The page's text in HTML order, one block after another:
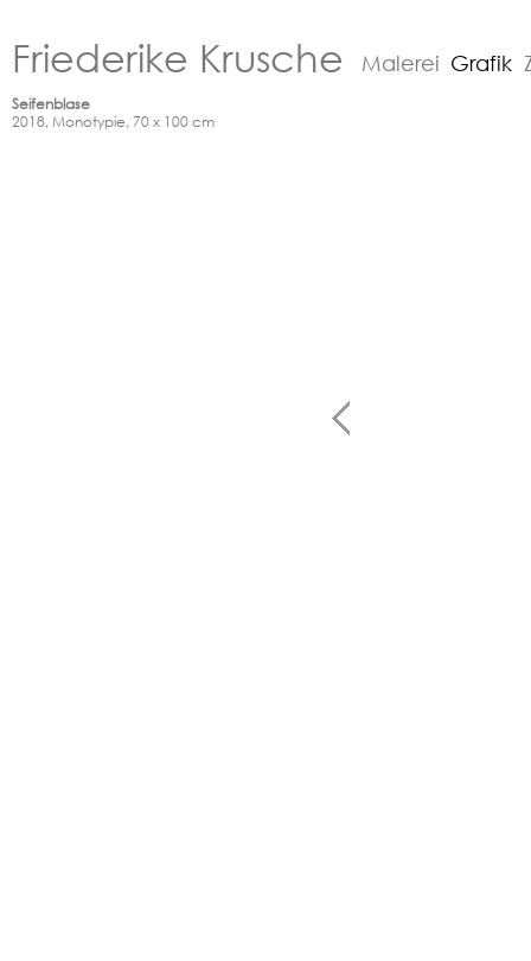
Friederike Krusche Malerei Grafik
Seifenblase
2018, Monotypie, 70 x 100 cm